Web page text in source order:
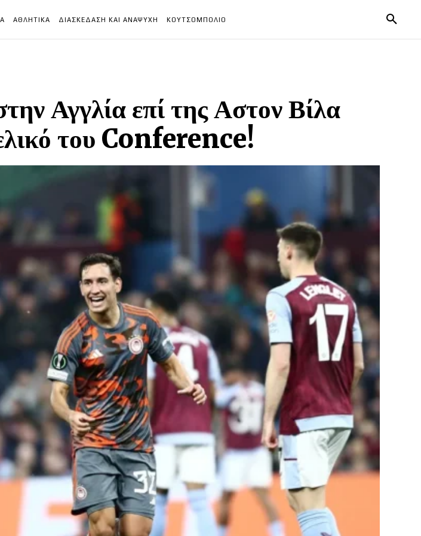
ΑΘΛΗΤΙΚΑ ΔΙΑΣΚΕΔΑΣΗ ΚΑΙ ΑΝΑΨΥΧΗ ΚΟΥΤΣΟΜΠΟΛΙΟ
Αγγλία επί της Αστον Βίλα
του Conference!